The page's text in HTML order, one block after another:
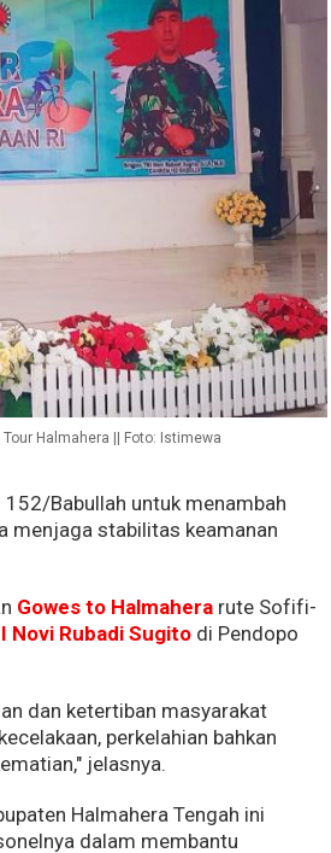
Halmahera || Foto: Istimewa
Babullah untuk menambah
menjaga stabilitas keamanan
Gowes to Halmahera rute Sofifi-
Novi Rubadi Sugito di Pendopo
dan ketertiban masyarakat
perkelahian bahkan
jelasnya.
Halmahera Tengah ini
dalam membantu